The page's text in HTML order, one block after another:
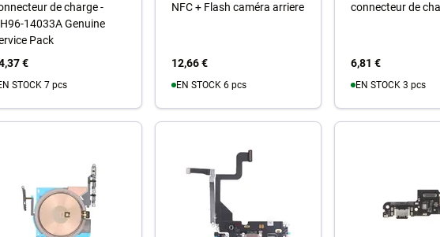
de charge -
14033A Genuine
Pack
€
STOCK 7 pcs
NFC + Flash caméra arriere
12,66 €
EN STOCK 6 pcs
connecteur de
6,81 €
EN STOCK 3 pcs